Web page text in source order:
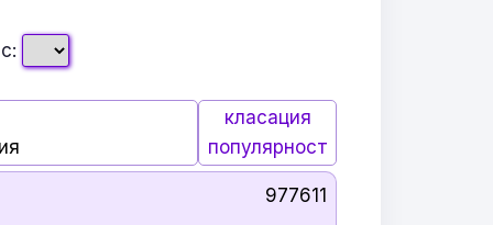
класация
популярност
977611